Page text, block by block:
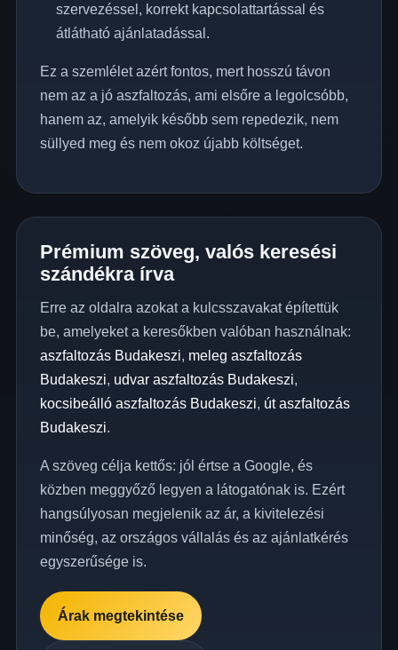
szervezéssel, korrekt kapcsolattartással és
átlátható ajánlatadással.
Ez a szemlélet azért fontos, mert hosszú távon
nem az a jó aszfaltozás, ami elsőre a legolcsóbb,
hanem az, amelyik később sem repedezik, nem
süllyed meg és nem okoz újabb költséget.
Prémium szöveg, valós keresési
szándékra írva
Erre az oldalra azokat a kulcsszavakat építettük
be, amelyeket a keresőkben valóban használnak:
aszfaltozás Budakeszi, meleg aszfaltozás
Budakeszi, udvar aszfaltozás Budakeszi,
kocsibeálló aszfaltozás Budakeszi, út aszfaltozás
Budakeszi.
A szöveg célja kettős: jól értse a Google, és
közben meggyőző legyen a látogatónak is. Ezért
hangsúlyosan megjelenik az ár, a kivitelezési
minőség, az országos vállalás és az ajánlatkérés
egyszerűsége is.
Árak megtekintése